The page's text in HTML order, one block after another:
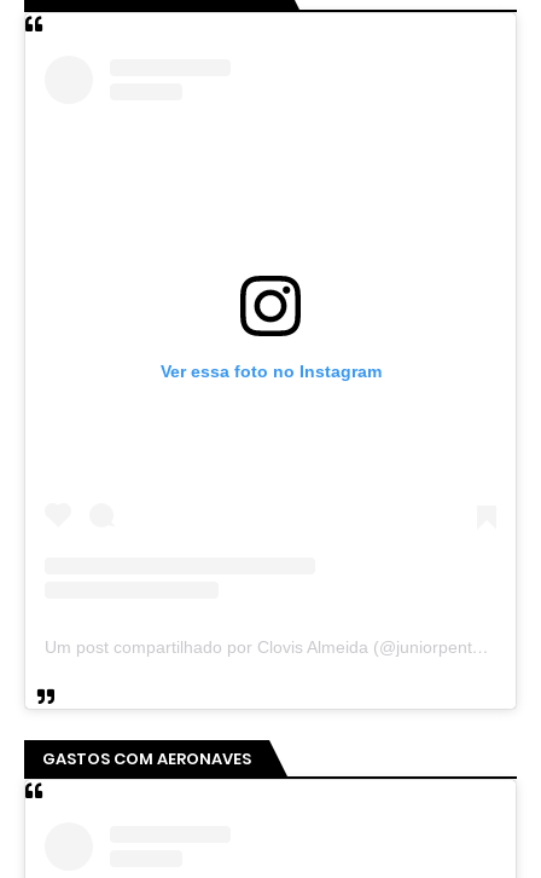
Ver essa foto no Instagram
Um post compartilhado por Clovis Almeida (@juniorpentecoste01)
GASTOS COM AERONAVES